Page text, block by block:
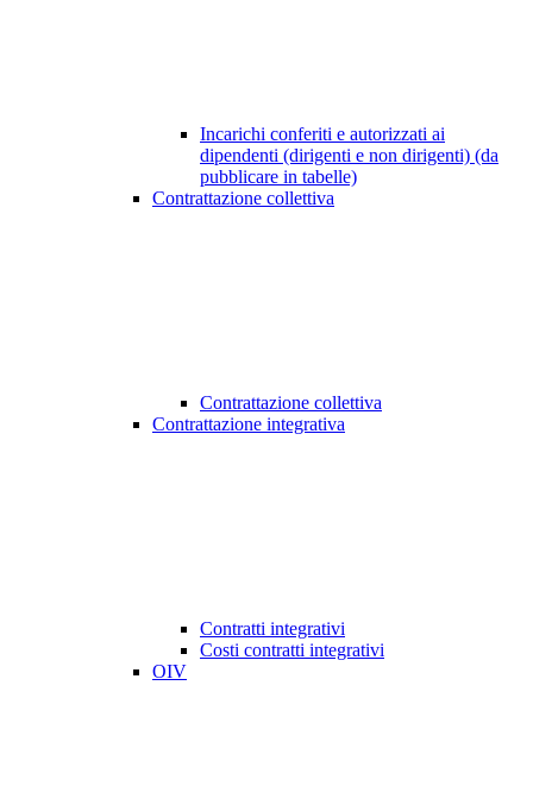
Incarichi conferiti e autorizzati ai
dipendenti (dirigenti e non dirigenti) (da
pubblicare in tabelle)
Contrattazione collettiva
Contrattazione collettiva
Contrattazione integrativa
Contratti integrativi
Costi contratti integrativi
OIV